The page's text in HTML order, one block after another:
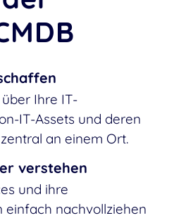
Ihre IT-
IT-Assets und deren
an einem Ort.
verstehen
und ihre
einfach nachvollziehen